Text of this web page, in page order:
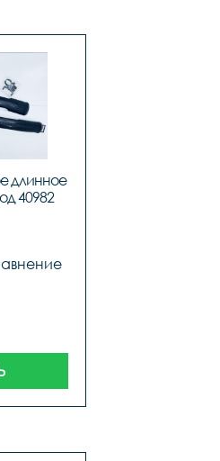
длинное
40982